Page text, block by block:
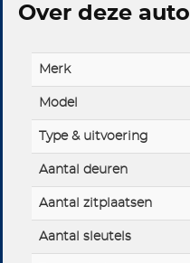
Over deze auto
Merk
Model
Type & uitvoering
Aantal deuren
Aantal zitplaatsen
Aantal sleutels